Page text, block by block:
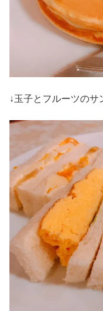
↓玉子とフルーツのサ